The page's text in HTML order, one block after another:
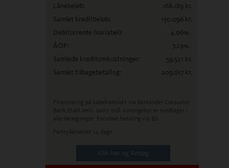
Lånebeløb: 168.189 kr.
Samlet kreditbeløb:
150.096 kr.
Debitorrente (variabel): 4.06%
ÅOP:
7.29%
Samlede kreditomkostninger:
59.521 kr.
Samlet tilbagebetaling:
209.617 kr.
Finansiering på købekontrakt via Santander Consumer
Bank.
Etabl.omk. samt mdl. kontogebyr er medtaget i
alle beregninger. Forudsat betaling via BS.
Fortrydelsesret 14 dage.
Klik her og Ansøg